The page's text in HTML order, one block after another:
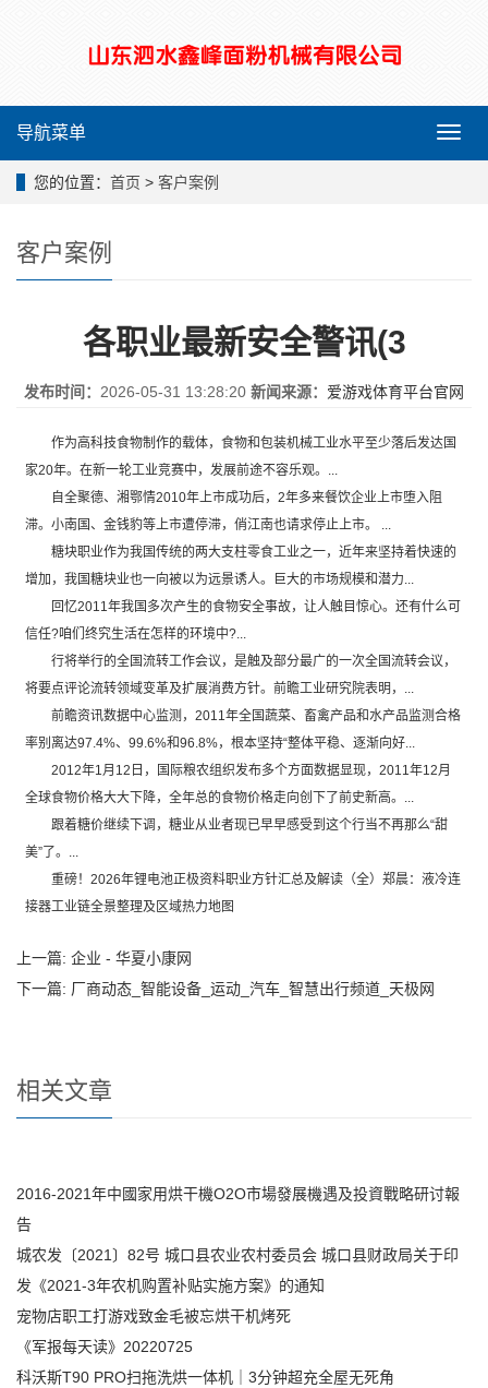
导
导航菜单
您的位置： 首页 > 客户案例
客户案例
各职业最新安全警讯(3
发布时间： 2026-05-31 13:28:20 新闻来源： 爱游戏体育平台官网
作为高科技食物制作的载体，食物和包装机械工业水平至少落后发达国
家20年。在新一轮工业竞赛中，发展前途不容乐观。...
自全聚德、湘鄂情2010年上市成功后，2年多来餐饮企业上市堕入阻
滞。小南国、金钱豹等上市遭停滞，俏江南也请求停止上市。 ...
糖块职业作为我国传统的两大支柱零食工业之一，近年来坚持着快速的
增加，我国糖块业也一向被以为远景诱人。巨大的市场规模和潜力...
回忆2011年我国多次产生的食物安全事故，让人触目惊心。还有什么可
信任?咱们终究生活在怎样的环境中?...
行将举行的全国流转工作会议，是触及部分最广的一次全国流转会议，
将要点评论流转领域变革及扩展消费方针。前瞻工业研究院表明，...
前瞻资讯数据中心监测，2011年全国蔬菜、畜禽产品和水产品监测合格
率别离达97.4%、99.6%和96.8%，根本坚持“整体平稳、逐渐向好...
2012年1月12日，国际粮农组织发布多个方面数据显现，2011年12月
全球食物价格大大下降，全年总的食物价格走向创下了前史新高。...
跟着糖价继续下调，糖业从业者现已早早感受到这个行当不再那么“甜
美”了。...
重磅！2026年锂电池正极资料职业方针汇总及解读（全）郑晨：液冷连
接器工业链全景整理及区域热力地图
上一篇: 企业 - 华夏小康网
下一篇: 厂商动态_智能设备_运动_汽车_智慧出行频道_天极网
相关文章
2016-2021年中國家用烘干機O2O市場發展機遇及投資戰略研讨報
告
城农发〔2021〕82号 城口县农业农村委员会 城口县财政局关于印
发《2021-3年农机购置补贴实施方案》的通知
宠物店职工打游戏致金毛被忘烘干机烤死
《军报每天读》20220725
科沃斯T90 PRO扫拖洗烘一体机｜3分钟超充全屋无死角